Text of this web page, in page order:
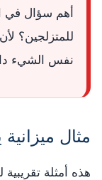
أهم سؤال في
للمتزلجين؟
نفس الشيء
مثال
هذه أمثلة